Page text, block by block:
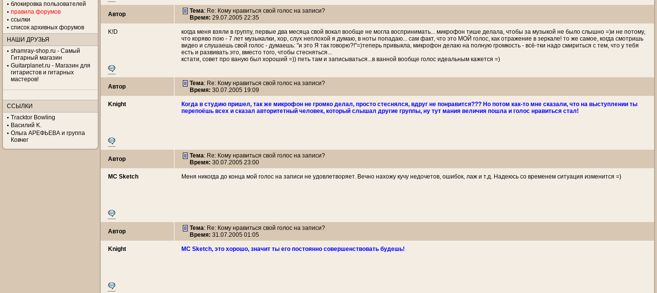
блокировка пользователей
правила форумов
ссылки
список архивных форумов
НАШИ ДРУЗЬЯ
shamray-shop.ru - Самый
Гитарный магазин
Guitarplanet.ru - Магазин для
гитаристов и гитарных
мастеров!
ССЫЛКИ
Tracktor Bowling
Василий K.
Ольга АРЕФЬЕВА и группа
Ковчег
Автор Тема: Re: Кому нравиться свой голос на записи?
Время: 29.07.2005 22:35
K!D
когда меня взяли в группу, первые два месяца свой вокал вообще не могла воспринимать... микрофон тише делала, чтобы за музыкой не было слышно =)и не потому,
что коряво пою - 7 лет музыкалки, хор, слух неплохой я думаю, в ноты попадаю... сам факт, что это МОЙ голос, как отражение в зеркале! то же самое, когда смотришь
видео и слушаешь свой голос - думаешь: "и это Я так говорю?!"=)теперь привыкла, микрофон делаю на полную громкость - всё-тки надо смириться с тем, что у тебя
есть и развивать это, вместо того, чтобы стесняться...
кстати, совет про ваную был хороший =)) петь там и записываться...в ванной вообще голос идеальным кажется =)
Автор Тема: Re: Кому нравиться свой голос на записи?
Время: 30.07.2005 19:09
Knight
Когда в студию пришел, так же микрофон не громко делал, просто стеснялся, вдруг не понравится??? Но потом как-то мне сказали, что на выступлении ты
перепоёшь всех и сказал авторитетный человек, который слышал другие группы, ну тут мания величия пошла и голос нравиться стал!
Автор Тема: Re: Кому нравиться свой голос на записи?
Время: 30.07.2005 23:00
MC Sketch Меня никогда до конца мой голос на записи не удовлетворяет. Вечно нахожу кучу недочетов, ошибок, лаж и т.д. Надеюсь со временем ситуация изменится =)
Автор Тема: Re: Кому нравиться свой голос на записи?
Время: 31.07.2005 01:05
Knight MC Sketch, это хорошо, значит ты его постоянно совершенствовать будешь!